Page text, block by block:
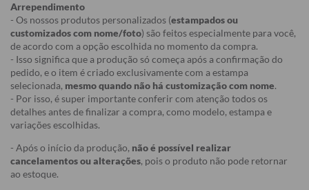
Arrependimento
- Os nossos produtos personalizados (estampados ou
customizados com nome/foto) são feitos especialmente para você,
de acordo com a opção escolhida no momento da compra.
- Isso significa que a produção só começa após a confirmação do
pedido, e o item é criado exclusivamente com a estampa
selecionada, mesmo quando não há customização com nome.
- Por isso, é super importante conferir com atenção todos os
detalhes antes de finalizar a compra, como modelo, estampa e
variações escolhidas.
- Após o início da produção, não é possível realizar
cancelamentos ou alterações, pois o produto não pode retornar
ao estoque.